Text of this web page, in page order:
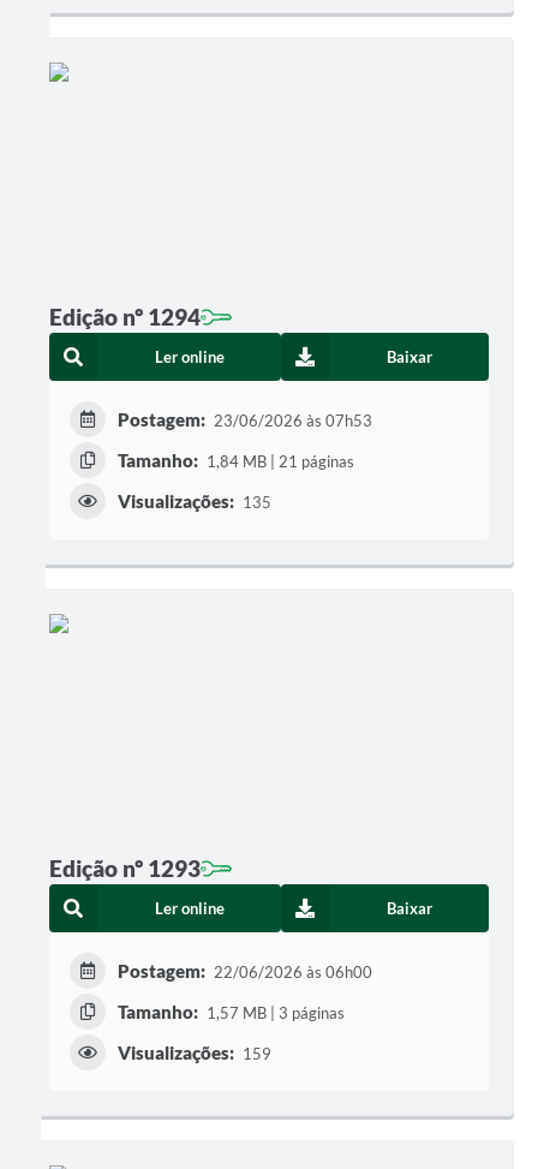
Edição nº 1294
Ler online Baixar
Postagem: 23/06/2026 às 07h53
Tamanho: 1,84 MB | 21 páginas
Visualizações: 135
Edição nº 1293
Ler online Baixar
Postagem: 22/06/2026 às 06h00
Tamanho: 1,57 MB | 3 páginas
Visualizações: 159